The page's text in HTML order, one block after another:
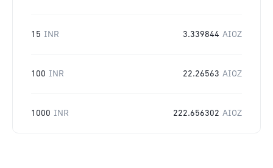
15 INR 3.339844 AIOZ
100 INR 22.26563 AIOZ
1000 INR 222.656302 AIOZ